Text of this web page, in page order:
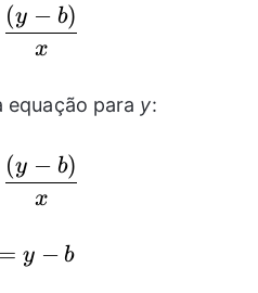
m=\frac{(y-b)}{x}
x
(y − b)
equação para y:
m=\frac{(y-b)}{x}
x
(y − b)
= y − b